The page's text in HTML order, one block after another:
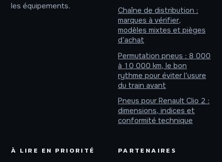
les équipements.
Chaîne de distribution :
marques à vérifier,
modèles mixtes et pièges
d’achat
Permutation pneus : 8 000
à 10 000 km, le bon
rythme pour éviter l’usure
du train avant
Pneus pour Renault Clio 2 :
dimensions, indices et
conformité technique
À LIRE EN PRIORITÉ PARTENAIRES